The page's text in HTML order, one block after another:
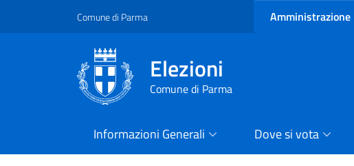
Comune di Parma Amministrazione
Elezioni
Comune di Parma
Informazioni Generali Dove si vota